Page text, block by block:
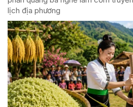
lịch địa phương